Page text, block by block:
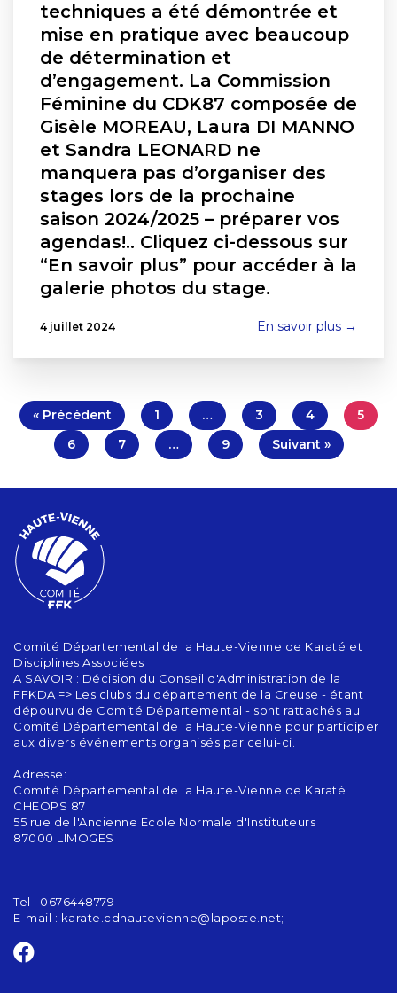
techniques a été démontrée et
mise en pratique avec beaucoup
de détermination et
d’engagement. La Commission
Féminine du CDK87 composée de
Gisèle MOREAU, Laura DI MANNO
et Sandra LEONARD ne
manquera pas d’organiser des
stages lors de la prochaine
saison 2024/2025 – préparer vos
agendas!.. Cliquez ci-dessous sur
“En savoir plus” pour accéder à la
galerie photos du stage.
4 juillet 2024 En savoir plus →
« Précédent 1 … 3 4
5
6
7 … 9 Suivant »
Comité Départemental de la Haute-Vienne de Karaté et
Disciplines Associées
A SAVOIR : Décision du Conseil d'Administration de la
FFKDA => Les clubs du département de la Creuse - étant
dépourvu de Comité Départemental - sont rattachés au
Comité Départemental de la Haute-Vienne pour participer
aux divers événements organisés par celui-ci.
Adresse:
Comité Départemental de la Haute-Vienne de Karaté
CHEOPS 87
55 rue de l'Ancienne Ecole Normale d'Instituteurs
87000 LIMOGES
Tel : 0676448779
E-mail : karate.cdhautevienne@laposte.net;